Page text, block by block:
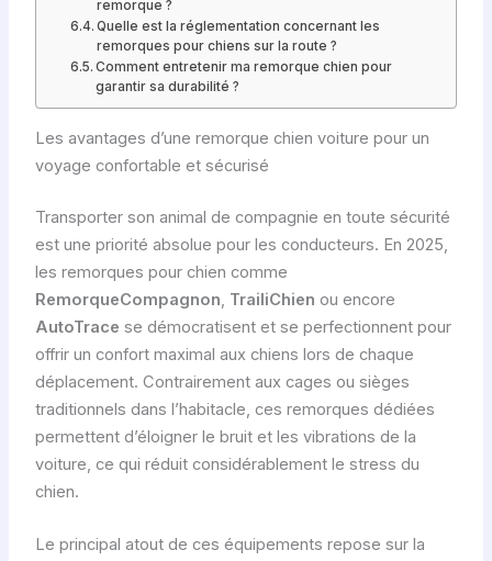
remorque ?
Quelle est la réglementation concernant les
remorques pour chiens sur la route ?
Comment entretenir ma remorque chien pour
garantir sa durabilité ?
Les avantages d’une remorque chien voiture pour un
voyage confortable et sécurisé
Transporter son animal de compagnie en toute sécurité
est une priorité absolue pour les conducteurs. En 2025,
les remorques pour chien comme
RemorqueCompagnon, TrailiChien ou encore
AutoTrace se démocratisent et se perfectionnent pour
offrir un confort maximal aux chiens lors de chaque
déplacement. Contrairement aux cages ou sièges
traditionnels dans l’habitacle, ces remorques dédiées
permettent d’éloigner le bruit et les vibrations de la
voiture, ce qui réduit considérablement le stress du
chien.
Le principal atout de ces équipements repose sur la